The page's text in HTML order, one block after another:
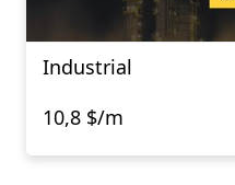
Industrial
10,8 $/m